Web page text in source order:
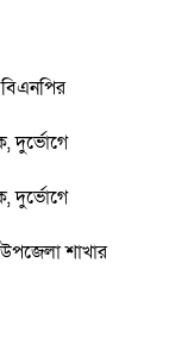
বিএনপির
দুর্ভোগে
দুর্ভোগে
শাখার